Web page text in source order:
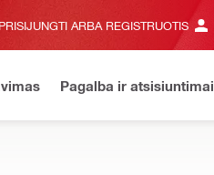
PRISIJUNGTI ARBA REGISTRUOTIS
Pagalba ir atsisiuntimai